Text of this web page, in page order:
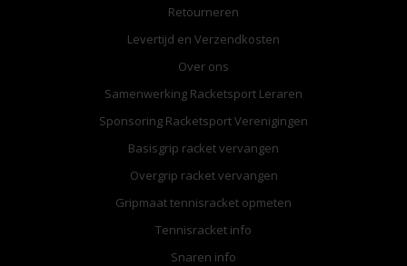
Retourneren
Levertijd en Verzendkosten
Over ons
Samenwerking Racketsport Leraren
Sponsoring Racketsport Verenigingen
Basisgrip racket vervangen
Overgrip racket vervangen
Gripmaat tennisracket opmeten
Tennisracket info
Snaren info